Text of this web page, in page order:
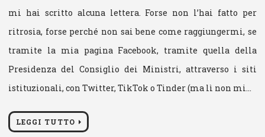
mi hai scritto alcuna lettera. Forse non l’hai fatto per
ritrosia, forse perché non sai bene come raggiungermi, se
tramite la mia pagina Facebook, tramite quella della
Presidenza del Consiglio dei Ministri, attraverso i siti
istituzionali, con Twitter, TikTok o Tinder (ma lì non mi…
LEGGI TUTTO